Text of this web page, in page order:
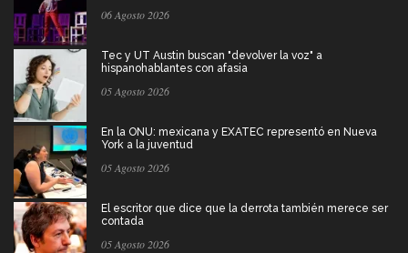
06 Agosto 2026
Tec y UT Austin buscan "devolver la voz" a
hispanohablantes con afasia
05 Agosto 2026
En la ONU: mexicana y EXATEC representó en Nueva
York a la juventud
05 Agosto 2026
El escritor que dice que la derrota también merece ser
contada
05 Agosto 2026